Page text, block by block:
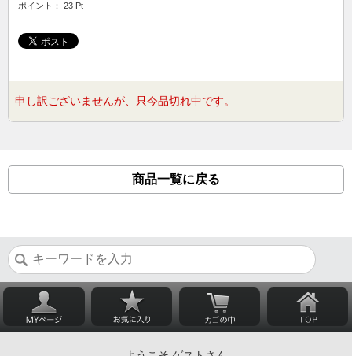
ポイント： 23 Pt
申し訳ございませんが、只今品切れ中です。
商品一覧に戻る